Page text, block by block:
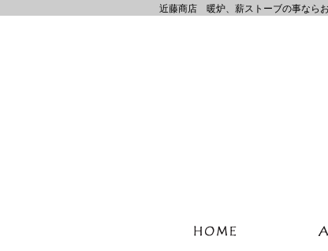
近藤商店 暖炉、薪ストーブの事ならお